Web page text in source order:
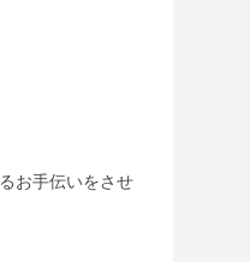
お手伝いをさせ